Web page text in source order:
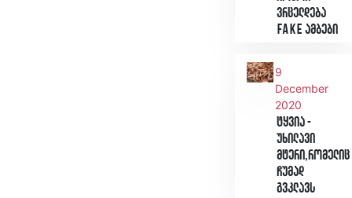
ვრცელდება
Fake ამბები
9
December
2020
ტყვია -
უხილავი
მტერი,რომელიც
ჩუმად
გვკლავს